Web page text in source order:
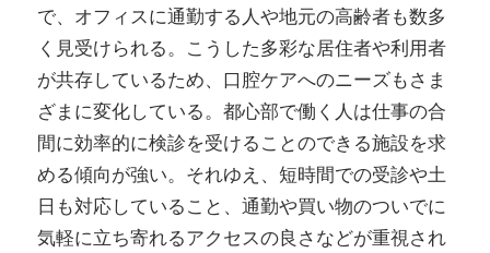
で、オフィスに通勤する人や地元の高齢者も数多
く見受けられる。こうした多彩な居住者や利用者
が共存しているため、口腔ケアへのニーズもさま
ざまに変化している。都心部で働く人は仕事の合
間に効率的に検診を受けることのできる施設を求
める傾向が強い。それゆえ、短時間での受診や土
日も対応していること、通勤や買い物のついでに
気軽に立ち寄れるアクセスの良さなどが重視され